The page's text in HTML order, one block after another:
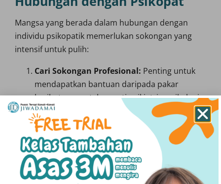
Mangsa yang berada dalam hubungan dengan
individu psikopatik memerlukan sokongan yang
intensif untuk pulih:
Cari Sokongan Profesional: Penting untuk
mendapatkan bantuan daripada pakar
kesihatan mental seperti psikiatris, psikologis
dan kaunselor yang berpengalaman dalam
menangani hubungan toksik yang melibatkan
psikopati.
Meningkatkan Kesedaran Diri:
Mangsa
perlu menyedari taktik manipulatif yang
digunakan oleh pasangan psikopatik, supaya